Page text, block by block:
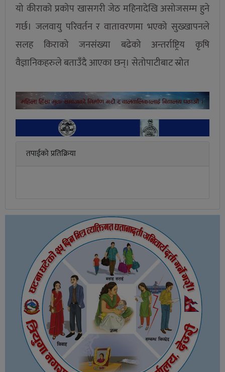
यो कीराको प्रकोप खासगरी जेठ महिनादेखि असोजसम्म हुने
गर्छ। जलवायु परिवर्तन र वातावरणमा भएको सुख्खापनले
सलह किराको जनसंख्या बढेको अन्तर्राष्ट्रिय कृषि
वैज्ञानिकहरुले बताउँदै आएका छन्। सेतोपाटीबाट स्रोत
तपाईको प्रतिक्रिया